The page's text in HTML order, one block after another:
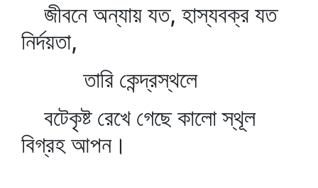
জীবনে অন্যায় যত, হাস্যবক্র যত
নির্দয়তা,
তারি কেন্দ্রস্থলে
বটেকৃষ্ট রেখে গেছে কালো স্থূল
বিগ্রহ আপন।